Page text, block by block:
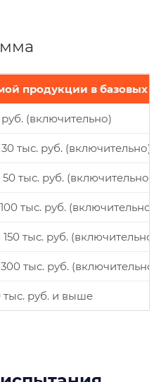
продукции в базовых
(включительно)
тыс. руб. (включительно)
тыс. руб. (включительно)
тыс. руб. (включительно)
тыс. руб. (включительно)
тыс. руб. (включительно)
тыс. руб. и выше